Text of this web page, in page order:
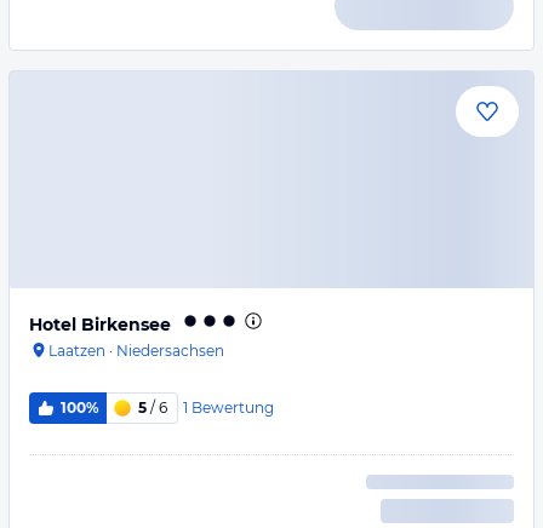
Hotel Birkensee
Laatzen · Niedersachsen
100% 5 / 6 1 Bewertung